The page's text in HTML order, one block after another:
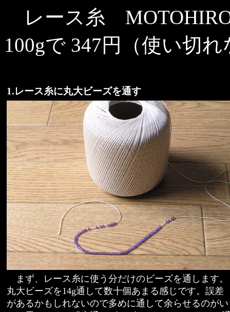
レース糸
100gで 347円（使い切
1.レース糸に丸大ビーズを通す
まず、レース糸に使う分だけのビーズを通します。
丸大ビーズを14g通して数十個あまる感じです。誤差
があるかもしれないので多めに通して余らせるのがい